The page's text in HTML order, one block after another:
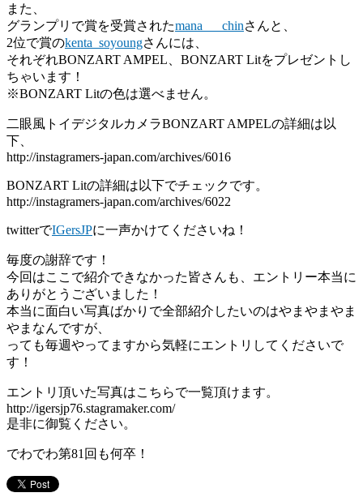
また、
グランプリで賞を受賞されたmana___chinさんと、
2位で賞のkenta_soyoungさんには、
それぞれBONZART AMPEL、BONZART Litをプレゼントし
ちゃいます！
※BONZART Litの色は選べません。
二眼風トイデジタルカメラBONZART AMPELの詳細は以
下、
http://instagramers-japan.com/archives/6016
BONZART Litの詳細は以下でチェックです。
http://instagramers-japan.com/archives/6022
twitterでIGersJPに一声かけてくださいね！
毎度の謝辞です！
今回はここで紹介できなかった皆さんも、エントリー本当に
ありがとうございました！
本当に面白い写真ばかりで全部紹介したいのはやまやまやま
やまなんですが、
っても毎週やってますから気軽にエントリしてくださいで
す！
エントリ頂いた写真はこちらで一覧頂けます。
http://igersjp76.stagramaker.com/
是非に御覧ください。
でわでわ第81回も何卒！